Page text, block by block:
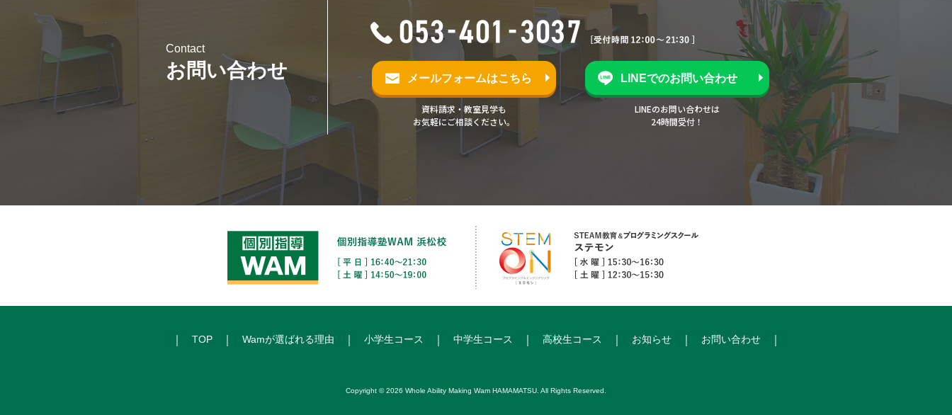
Contact
お問い合わせ メールフォームはこちら
資料請求・教室見学も
お気軽にご相談ください。
LINEでのお問い合わせ
LINEのお問い合わせは
24時間受付！
TOP Wamが選ばれる理由 小学生コース 中学生コース 高校生コース お知らせ お問い合わせ
Copyright © 2026 Whole Ability Making Wam HAMAMATSU. All Rights Reserved.